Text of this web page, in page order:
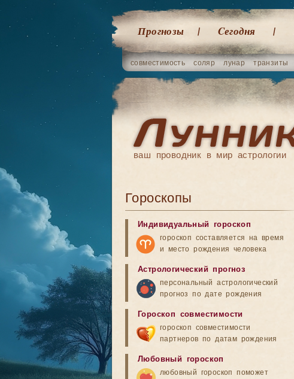
Прогнозы Cегодня
совместимость соляр лунар транзиты
ваш проводник в мир астрологии
Гороскопы
Индивидуальный гороскоп
гороскоп составляется на время
и место рождения человека
Астрологический прогноз
персональный астрологический
прогноз по дате рождения
Гороскоп совместимости
гороскоп совместимости
партнеров по датам рождения
Любовный гороскоп
любовный гороскоп поможет